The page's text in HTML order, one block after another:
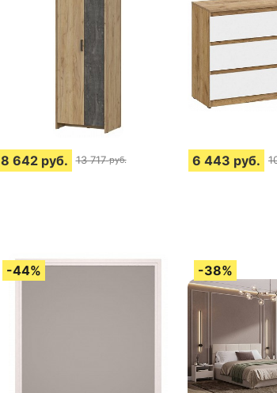
8 642 руб. 13 717 руб. 6 443 руб.